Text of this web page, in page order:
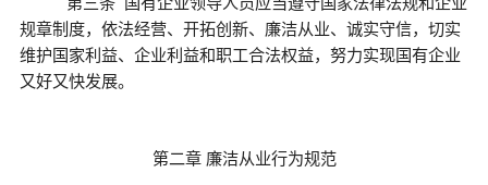
规章制度，依法经营、开拓创新、廉洁从业、诚实守信，切实
维护国家利益、企业利益和职工合法权益，努力实现国有企业
又好又快发展。
第二章 廉洁从业行为规范